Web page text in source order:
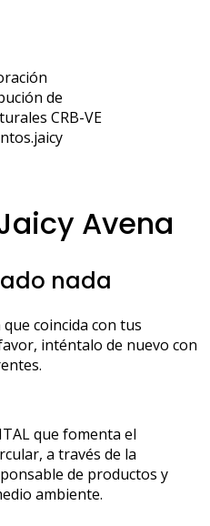
de
CRB-VE
Avena
nada
coincida con tus
inténtalo de nuevo con
que fomenta el
a través de la
de productos y
ambiente.